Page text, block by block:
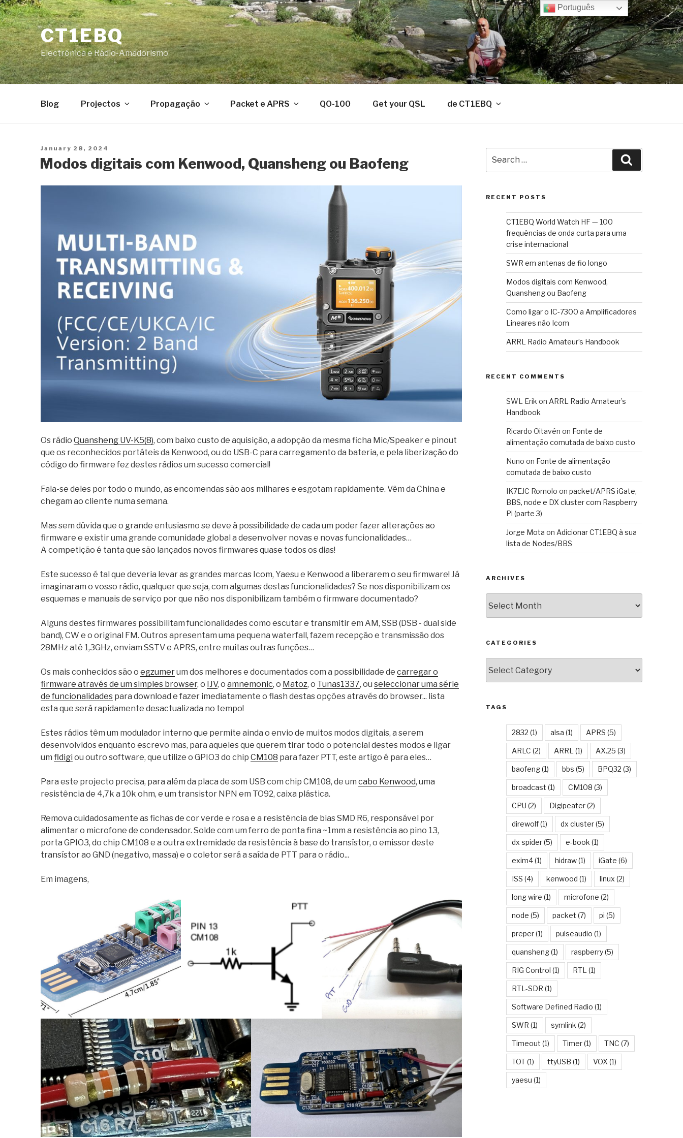
Skip
to
content
CT1EBQ
Electrónica e Rádio-Amadorismo
Blog Projectos Propagação Packet e APRS QO-100 Get your QSL de CT1EBQ
Posted
January 28, 2024
Modos digitais com Kenwood, Quansheng ou Baofeng
Os rádio Quansheng UV-K5(8), com baixo custo de aquisição, a adopção da mesma ficha Mic/Speaker e pinout
que os reconhecidos portáteis da Kenwood, ou do USB-C para carregamento da bateria, e pela liberização do
código do firmware fez destes rádios um sucesso comercial!
Fala-se deles por todo o mundo, as encomendas são aos milhares e esgotam rapidamente. Vêm da China e
chegam ao cliente numa semana.
Mas sem dúvida que o grande entusiasmo se deve à possibilidade de cada um poder fazer alterações ao
firmware e existir uma grande comunidade global a desenvolver novas e novas funcionalidades…
A competição é tanta que são lançados novos firmwares quase todos os dias!
Este sucesso é tal que deveria levar as grandes marcas Icom, Yaesu e Kenwood a liberarem o seu firmware! Já
imaginaram o vosso rádio, qualquer que seja, com algumas destas funcionalidades? Se nos disponibilizam os
esquemas e manuais de serviço por que não nos disponibilizam também o firmware documentado?
Alguns destes firmwares possibilitam funcionalidades como escutar e transmitir em AM, SSB (DSB - dual side
band), CW e o original FM. Outros apresentam uma pequena waterfall, fazem recepção e transmissão dos
28MHz até 1,3GHz, enviam SSTV e APRS, entre muitas outras funções…
Os mais conhecidos são o egzumerum dos melhores e documentados com a possibilidade de carregar o
firmware através de um simples browser, o IJV, o amnemonic, o Matoz, o Tunas1337, ou seleccionar uma série
de funcionalidades para download e fazer imediatamente o flash destas opções através do browser... lista
esta que será rapidamente desactualizada no tempo!
Estes rádios têm um modulador interno que permite ainda o envio de muitos modos digitais, a serem
desenvolvidos enquanto escrevo mas, para aqueles que querem tirar todo o potencial destes modos e ligar
um fldigi ou outro software, que utilize o GPIO3 do chip CM108 para fazer PTT, este artigo é para eles…
Para este projecto precisa, para além da placa de som USB com chip CM108, de um cabo Kenwood, uma
resistência de 4,7k a 10k ohm, e um transistor NPN em TO92, caixa plástica.
Remova cuidadosamente as fichas de cor verde e rosa e a resistência de bias SMD R6, responsável por
alimentar o microfone de condensador. Solde com um ferro de ponta fina ~1mm a resistência ao pino 13,
porta GPIO3, do chip CM108 e a outra extremidade da resistência à base do transístor, o emissor deste
transístor ao GND (negativo, massa) e o coletor será a saída de PTT para o rádio...
Em imagens,
for:
RECENT POSTS
CT1EBQ World Watch HF — 100
frequências de onda curta para uma
crise internacional
SWR em antenas de fio longo
Modos digitais com Kenwood,
Quansheng ou Baofeng
Como ligar o IC-7300 a Amplificadores
Lineares não Icom
ARRL Radio Amateur’s Handbook
RECENT COMMENTS
SWL Erik on ARRL Radio Amateur’s
Handbook
Ricardo Oitavén on Fonte de
alimentação comutada de baixo custo
Nuno on Fonte de alimentação
comutada de baixo custo
IK7EJC Romolo onpacket/APRS iGate,
BBS, node e DX cluster com Raspberry
Pi (parte 3)
Jorge Mota on Adicionar CT1EBQ à sua
lista de Nodes/BBS
ARCHIVES
CATEGORIES
TAGS
2832 (1) alsa (1) APRS (5)
ARLC (2) ARRL (1) AX.25 (3)
baofeng(1) bbs (5) BPQ32 (3)
broadcast (1) CM108 (3)
CPU (2) Digipeater(2)
direwolf(1) dx cluster(5)
dx spider(5) e-book (1)
exim4(1) hidraw(1) iGate (6)
ISS (4) kenwood (1) linux (2)
long wire (1) microfone (2)
node (5) packet (7) pi (5)
preper(1) pulseaudio (1)
quansheng(1) raspberry(5)
RIG Control (1) RTL (1)
RTL-SDR (1)
Software Defined Radio (1)
SWR (1) symlink (2)
Timeout (1) Timer(1) TNC (7)
TOT(1) ttyUSB (1) VOX (1)
yaesu (1)
Português